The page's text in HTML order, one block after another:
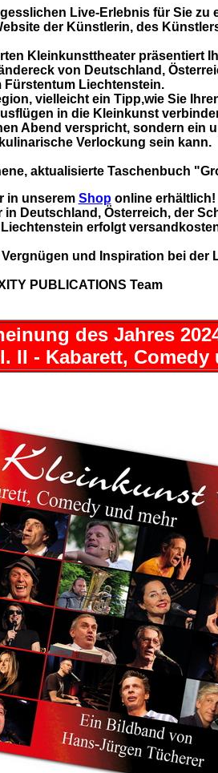
Live-Erlebnis für Sie zu
der Künstlerin, des
Kleinkunsttheater präsentiert
von Deutschland,
Fürstentum Liechtenstein.
vielleicht ein Tipp,wie Sie
in die Kleinkunst
Abend verspricht, sondern ein
Verlockung sein kann.
aktualisierte Taschenbuch
in unserem Shoponline erhältlich!
in Deutschland, Österreich, der
erfolgt
und Inspiration bei der
PUBLICATIONS Team
des Jahres
II - Kabarett, Comedy